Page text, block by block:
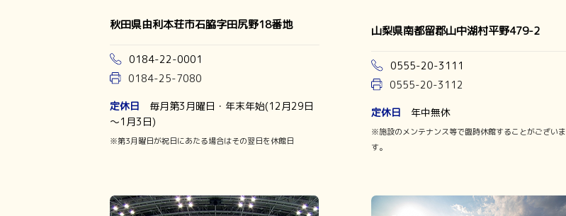
秋田県由利本荘市石脇字田尻野18番地
0184-22-0001
0184-25-7080
定休日
毎月第3月曜日・年末年始(12月29日
～1月3日)
※第3月曜日が祝日にあたる場合はその翌日を休館日
山梨県南都留郡山中湖村平野479-2
0555-20-3111
0555-20-3112
定休日 年中無休
※施設のメンテナンス等で臨時休館することがございま
す。